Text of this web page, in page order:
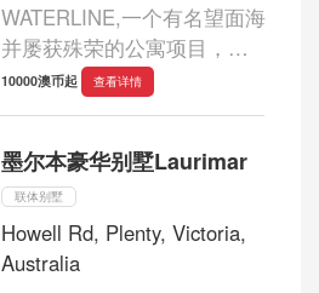
WATERLINE,一个有名望面海
并屡获殊荣的公寓项目，
Makrylos集团最近荣获2007
HIA年度公寓项目奖 自1982年
领地最大，最受推崇的私人开
发商，屡获殊荣的高品质的
住...
10000澳币起 查看详情
墨尔本豪华别墅Laurimar
联体别墅
Howell Rd, Plenty, Victoria,
Australia